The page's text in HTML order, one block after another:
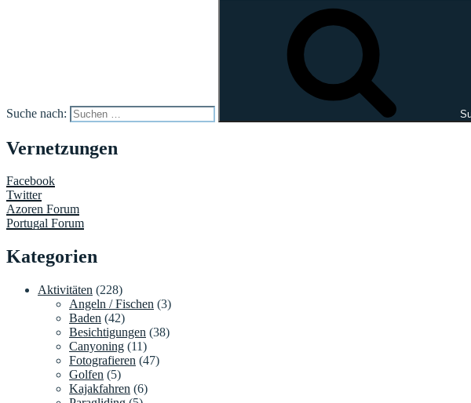
Suche nach:
Vernetzungen
Facebook
Twitter
Azoren Forum
Portugal Forum
Kategorien
Aktivitäten (228)
Angeln / Fischen (3)
Baden (42)
Besichtigungen (38)
Canyoning (11)
Fotografieren (47)
Golfen (5)
Kajakfahren (6)